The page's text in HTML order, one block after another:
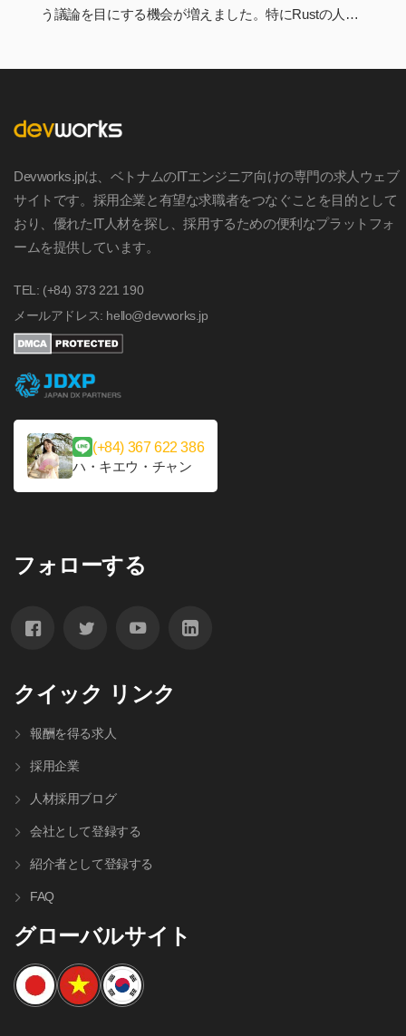
う議論を目にする機会が増えました。特にRustの人気
換える存在ではなく、それぞれ異なる役割を担う技術
仕組みや実際の活用事例、AI時代との関係性を整理し
ながら、「JavaScript終了論」の真実を実務視点で解説
します。
Devworks.jpは、ベトナムのITエンジニア向けの専門の求人ウェブ
サイトです。採用企業と有望な求職者をつなぐことを目的として
おり、優れたIT人材を探し、採用するための便利なプラットフォ
ームを提供しています。
TEL: (+84) 373 221 190
メールアドレス: hello@devworks.jp
(+84) 367 622 386
ハ・キエウ・チャン
フォローする
クイック リンク
報酬を得る求人
採用企業
人材採⽤ブログ
会社として登録する
紹介者として登録する
FAQ
グローバルサイト